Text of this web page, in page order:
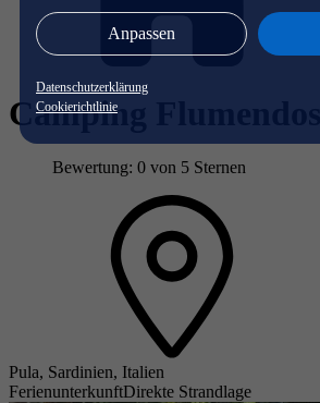
Anpassen
Datenschutzerklärung
Cookierichtlinie
Camping Flumendosa
Bewertung: 0 von 5 Sternen
Pula, Sardinien, Italien
FerienunterkunftDirekte Strandlage